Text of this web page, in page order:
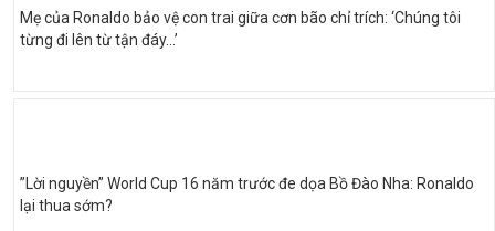
Mẹ của Ronaldo bảo vệ con trai giữa cơn bão chỉ trích: ‘Chúng tôi
từng đi lên từ tận đáy…’
”Lời nguyền” World Cup 16 năm trước đe dọa Bồ Đào Nha: Ronaldo
lại thua sớm?